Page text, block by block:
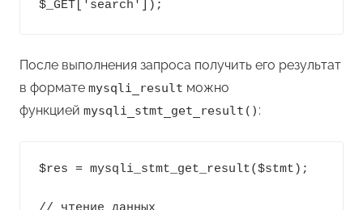
После выполнения запроса получить его результат
в формате mysqli_result можно
функцией mysqli_stmt_get_result() :
$res = mysqli_stmt_get_result($stmt);